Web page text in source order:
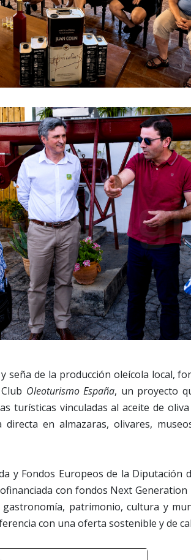
seña de la producción oleícola local,
Oleoturismo España, un proyecto
turísticas vinculadas al aceite de
en almazaras, olivares,
y Fondos Europeos de la Diputación
con fondos Next
patrimonio, cultura y
con una oferta sostenible y de